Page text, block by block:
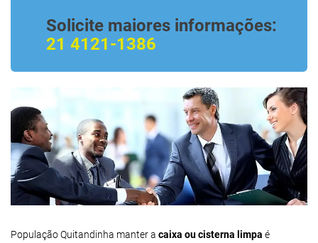
Solicite maiores informações:
21 4121-1386
População Quitandinha manter a caixa ou cisterna limpa é